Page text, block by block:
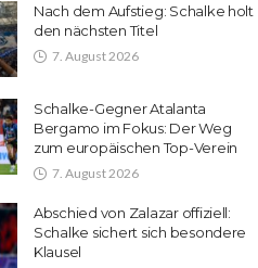
Nach dem Aufstieg: Schalke holt
den nächsten Titel
7. August 2026
Schalke-Gegner Atalanta
Bergamo im Fokus: Der Weg
zum europäischen Top-Verein
7. August 2026
Abschied von Zalazar offiziell:
Schalke sichert sich besondere
Klausel